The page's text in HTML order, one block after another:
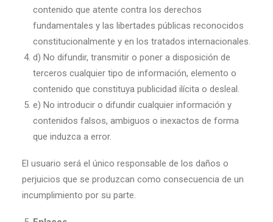
contenido que atente contra los derechos
fundamentales y las libertades públicas reconocidos
constitucionalmente y en los tratados internacionales.
d) No difundir, transmitir o poner a disposición de
terceros cualquier tipo de información, elemento o
contenido que constituya publicidad ilícita o desleal.
e) No introducir o difundir cualquier información y
contenidos falsos, ambiguos o inexactos de forma
que induzca a error.
El usuario será el único responsable de los daños o
perjuicios que se produzcan como consecuencia de un
incumplimiento por su parte.